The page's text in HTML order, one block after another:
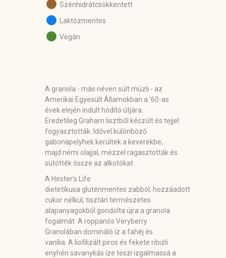
Szénhidrátcsökkentett
Laktózmentes
Vegán
A granola - más néven sült müzli - az
Amerikai Egyesült Államokban a ’60-as
évek elején indult hódító útjára.
Eredetileg Graham lisztből készült és tejjel
fogyasztották. Idővel különböző
gabonapelyhek kerültek a keverékbe,
majd némi olajjal, mézzel ragasztották és
sütötték össze az alkotókat.
A Hester’s Life
dietetikusa gluténmentes zabból , hozzáadott
cukor nélkül , tisztán természetes
alapanyagokból gondolta újra a granola
fogalmát. A roppanós Veryberry
Granolában domináló íz a fahéj és
vanília. A liofilizált piros és fekete ribizli
enyhén savanykás íze teszi izgalmassá a